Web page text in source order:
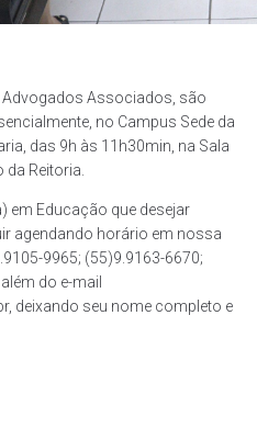
Associados, são
no Campus Sede da
das 9h às 11h30min, na Sala
Reitoria.
em Educação que desejar
agendando horário em nossa
9965; (55)9.9163-6670;
do e-mail
deixando seu nome completo e